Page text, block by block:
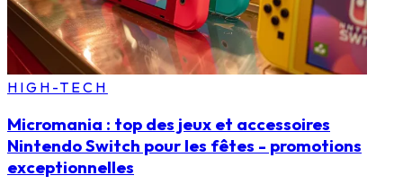
HIGH-TECH
Micromania : top des jeux et accessoires
Nintendo Switch pour les fêtes - promotions
exceptionnelles